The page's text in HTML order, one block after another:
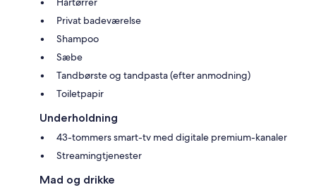
Privat badeværelse
Shampoo
Sæbe
Tandbørste og tandpasta (efter anmodning)
Toiletpapir
Underholdning
43-tommers smart-tv med digitale premium-kanaler
Streamingtjenester
Mad og drikke